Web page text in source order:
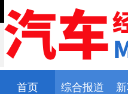
首页 综合报道